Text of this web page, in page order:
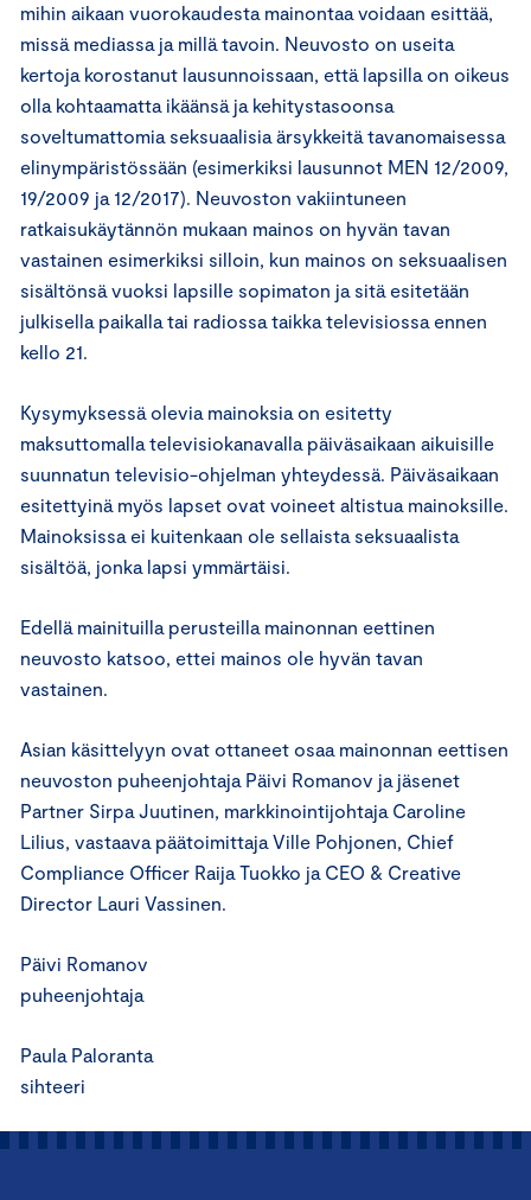
mihin aikaan vuorokaudesta mainontaa voidaan esittää,
missä mediassa ja millä tavoin. Neuvosto on useita
kertoja korostanut lausunnoissaan, että lapsilla on oikeus
olla kohtaamatta ikäänsä ja kehitystasoonsa
soveltumattomia seksuaalisia ärsykkeitä tavanomaisessa
elinympäristössään (esimerkiksi lausunnot MEN 12/2009,
19/2009 ja 12/2017). Neuvoston vakiintuneen
ratkaisukäytännön mukaan mainos on hyvän tavan
vastainen esimerkiksi silloin, kun mainos on seksuaalisen
sisältönsä vuoksi lapsille sopimaton ja sitä esitetään
julkisella paikalla tai radiossa taikka televisiossa ennen
kello 21.
Kysymyksessä olevia mainoksia on esitetty
maksuttomalla televisiokanavalla päiväsaikaan aikuisille
suunnatun televisio-ohjelman yhteydessä. Päiväsaikaan
esitettyinä myös lapset ovat voineet altistua mainoksille.
Mainoksissa ei kuitenkaan ole sellaista seksuaalista
sisältöä, jonka lapsi ymmärtäisi.
Edellä mainituilla perusteilla mainonnan eettinen
neuvosto katsoo, ettei mainos ole hyvän tavan
vastainen.
Asian käsittelyyn ovat ottaneet osaa mainonnan eettisen
neuvoston puheenjohtaja Päivi Romanov ja jäsenet
Partner Sirpa Juutinen, markkinointijohtaja Caroline
Lilius, vastaava päätoimittaja Ville Pohjonen, Chief
Compliance Officer Raija Tuokko ja CEO & Creative
Director Lauri Vassinen.
Päivi Romanov
puheenjohtaja
Paula Paloranta
sihteeri